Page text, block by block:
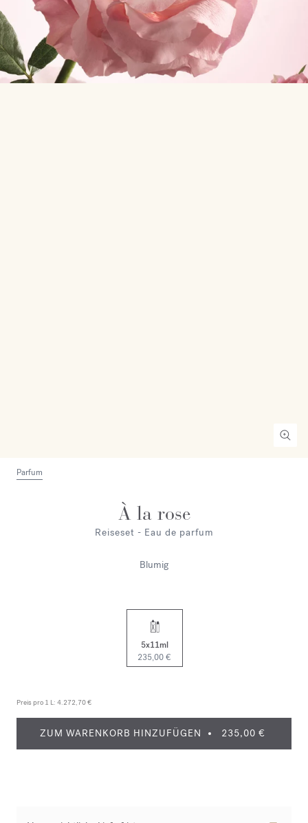
Parfum
À la rose
Reiseset - Eau de parfum
Blumig
5x11ml
235,00 €
Preis pro 1 L: 4.272,70 €
ZUM WARENKORB HINZUFÜGEN 235,00 €